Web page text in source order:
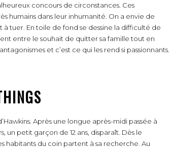
concours de circonstances. Ces
humains dans leur inhumanité. On a envie de
tuer. En toile de fond se dessine la difficulté de
entre le souhait de quitter sa famille tout en
et c’est ce qui les rend si passionnants.
Après une longue après-midi passée à
un petit garçon de 12 ans, disparaît. Dès le
habitants du coin partent à sa recherche. Au